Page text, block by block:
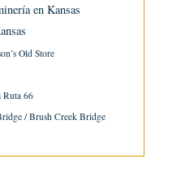
en Kansas
Old Store
Ruta 66
/ Brush Creek Bridge